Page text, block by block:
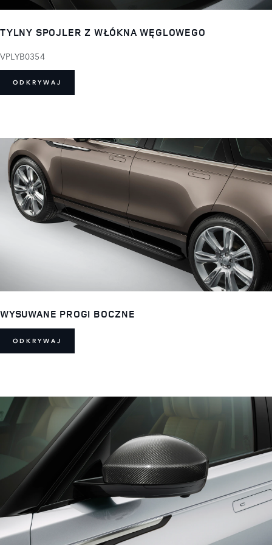
TYLNY SPOJLER Z WŁÓKNA WĘGLOWEGO
VPLYB0354
ODKRYWAJ
WYSUWANE PROGI BOCZNE
ODKRYWAJ